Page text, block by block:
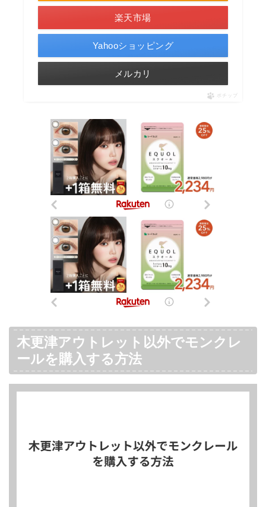
楽天市場
Yahooショッピング
メルカリ
ポチップ
木更津アウトレット以外でモンクレ
ールを購入する方法